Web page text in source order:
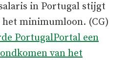
in Portugal stijgt
minimumloon. (CG)
PortugalPortal een
van het